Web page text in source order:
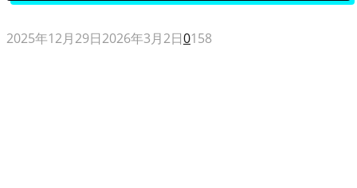
2025年12月29日2026年3月2日0158